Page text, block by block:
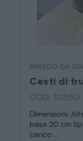
ARREDO DA
Cesti di
COD: 10350
Dimensioni:
base 20 cm
carico ...